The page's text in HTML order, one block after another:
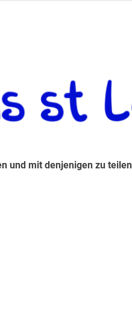
mit denjenigen zu